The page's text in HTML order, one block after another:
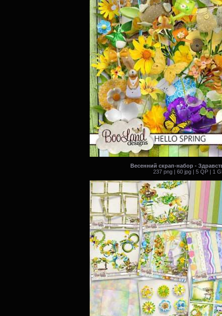
Весенний скрап-набор -
237 png | 60 jpg | 5 QP | 1